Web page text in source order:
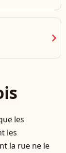
chevron_right
les
les
la rue ne le